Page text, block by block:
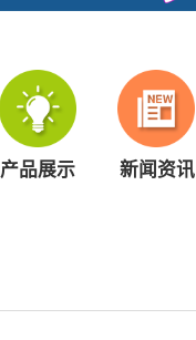
产品展示 新闻资讯